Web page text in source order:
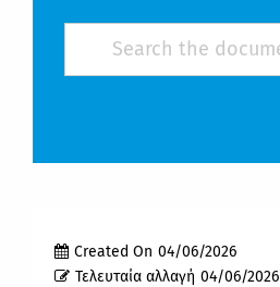
Created On 04/06/2026
Τελευταία αλλαγή 04/06/2026